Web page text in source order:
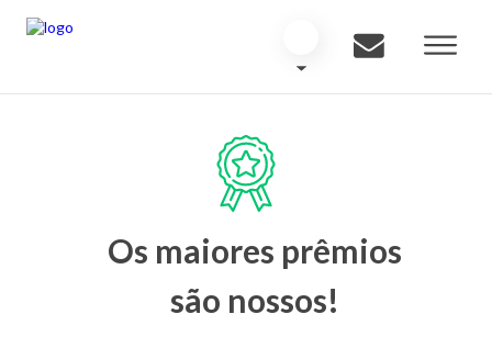
Os maiores prêmios
são nossos!